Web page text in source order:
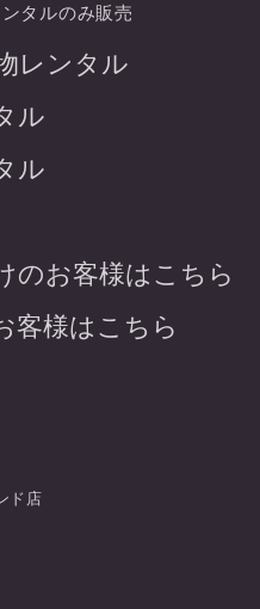
タルのみ販売
レンタル
ル
ル
のお客様はこちら
客様はこちら
ド店